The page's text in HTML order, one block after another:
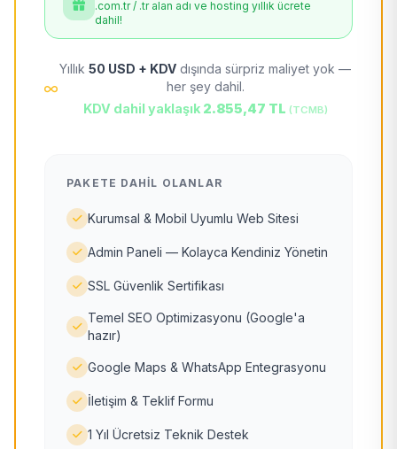
.com.tr / .tr alan adı ve hosting yıllık ücrete
dahil!
Yıllık 50 USD + KDV dışında sürpriz maliyet yok —
her şey dahil.
KDV dahil yaklaşık 2.855,47 TL (TCMB)
PAKETE DAHIL OLANLAR
Kurumsal & Mobil Uyumlu Web Sitesi
Admin Paneli — Kolayca Kendiniz Yönetin
SSL Güvenlik Sertifikası
Temel SEO Optimizasyonu (Google'a
hazır)
Google Maps & WhatsApp Entegrasyonu
İletişim & Teklif Formu
1 Yıl Ücretsiz Teknik Destek